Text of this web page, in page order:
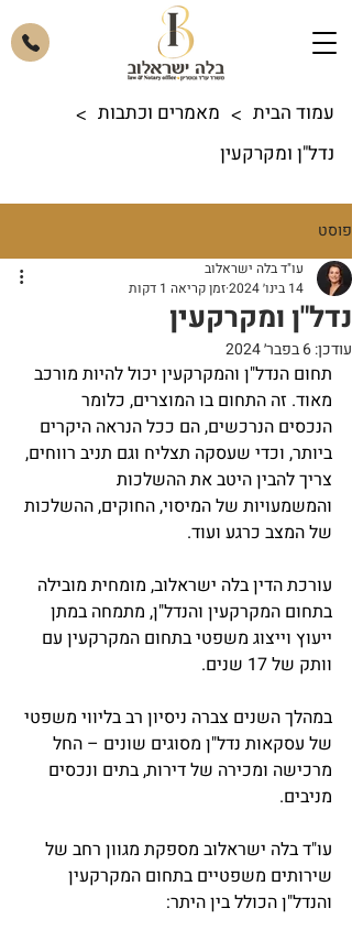
עמוד הבית > מאמרים וכתבות >
נדל"ן ומקרקעין
פוסט
נדל"ן ומקרקעין
עו"ד בלה ישראלוב
14 בינו׳ 2024
זמן קריאה 1 דקות
עודכן:6 בפבר׳ 2024
תחום הנדל"ן והמקרקעין יכול להיות מורכב
מאוד. זה התחום בו המוצרים, כלומר
הנכסים הנרכשים, הם ככל הנראה היקרים
ביותר, וכדי שעסקה תצליח וגם תניב רווחים,
צריך להבין היטב את ההשלכות
והמשמעויות של המיסוי, החוקים, ההשלכות
של המצב כרגע ועוד.
עורכת הדין בלה ישראלוב, מומחית מובילה
בתחום המקרקעין והנדל"ן, מתמחה במתן
ייעוץ וייצוג משפטי בתחום המקרקעין עם
וותק של 17 שנים.
במהלך השנים צברה ניסיון רב בליווי משפטי
של עסקאות נדל"ן מסוגים שונים – החל
מרכישה ומכירה של דירות, בתים ונכסים
מניבים.
עו"ד בלה ישראלוב מספקת מגוון רחב של
שירותים משפטיים בתחום המקרקעין
והנדל"ן הכולל בין היתר: